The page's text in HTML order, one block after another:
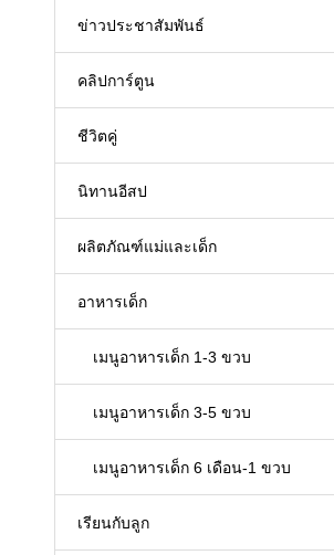
ข่าวประชาสัมพันธ์
คลิปการ์ตูน
ชีวิตคู่
นิทานอีสป
ผลิตภัณฑ์แม่และเด็ก
อาหารเด็ก
เมนูอาหารเด็ก 1-3 ขวบ
เมนูอาหารเด็ก 3-5 ขวบ
เมนูอาหารเด็ก 6 เดือน-1 ขวบ
เรียนกับลูก